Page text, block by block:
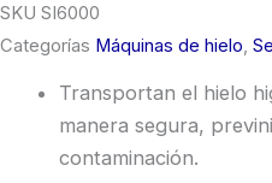
SKU SI6000
Categorías Máquinas de hielo,
Transportan el hielo
manera segura,
contaminación.